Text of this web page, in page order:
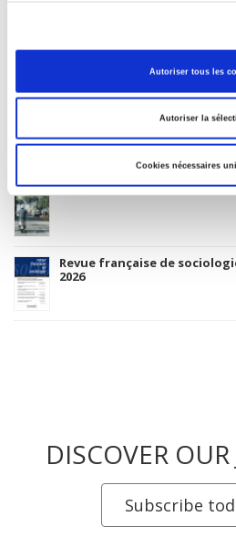
Autoriser tous les
Autoriser la
Cookies nécessaires
Gouvernement & action
Revue française de
2026
DISCOVER
Subscribe